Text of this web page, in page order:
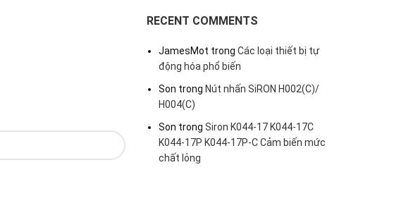
RECENT COMMENTS
JamesMot trong Các loại thiết bị tự
động hóa phổ biến
Son trong Nút nhấn SiRON H002(C)/
H004(C)
Son trong Siron K044-17 K044-17C
K044-17P K044-17P-C Cảm biến mức
chất lỏng